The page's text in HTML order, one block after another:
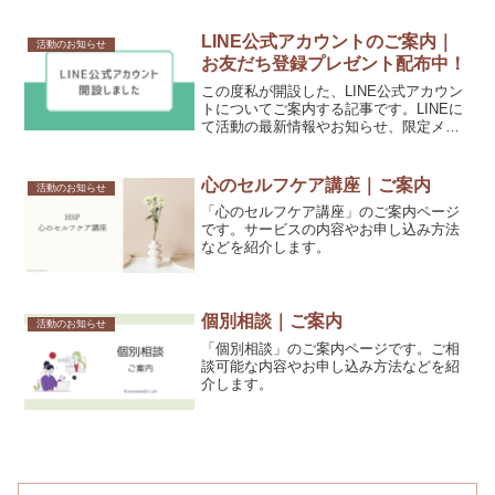
活動のお知らせ
LINE公式アカウントのご案内｜
お友だち登録プレゼント配布中！
この度私が開設した、LINE公式アカウン
トについてご案内する記事です。LINEに
て活動の最新情報やお知らせ、限定メッ
ん向け資料をプレゼントしています。よ
ろしくお願いいたします。
活動のお知らせ 心のセルフケア講座｜ご案内
「心のセルフケア講座」のご案内ページ
です。サービスの内容やお申し込み方法
などを紹介します。
活動のお知らせ 個別相談｜ご案内
「個別相談」のご案内ページです。ご相
談可能な内容やお申し込み方法などを紹
介します。